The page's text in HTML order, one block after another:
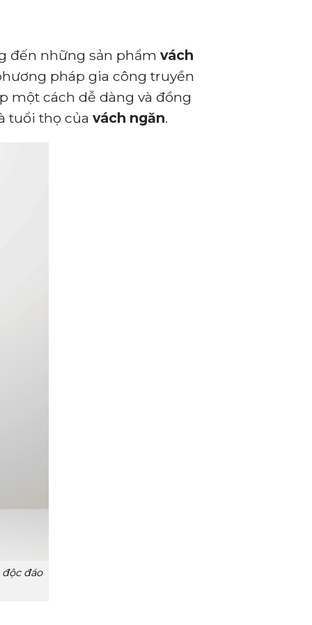
đến những sản phẩmvách
pháp gia công truyền
một cách dễ dàng và đồng
tuổi thọ củavách ngăn.
đáo